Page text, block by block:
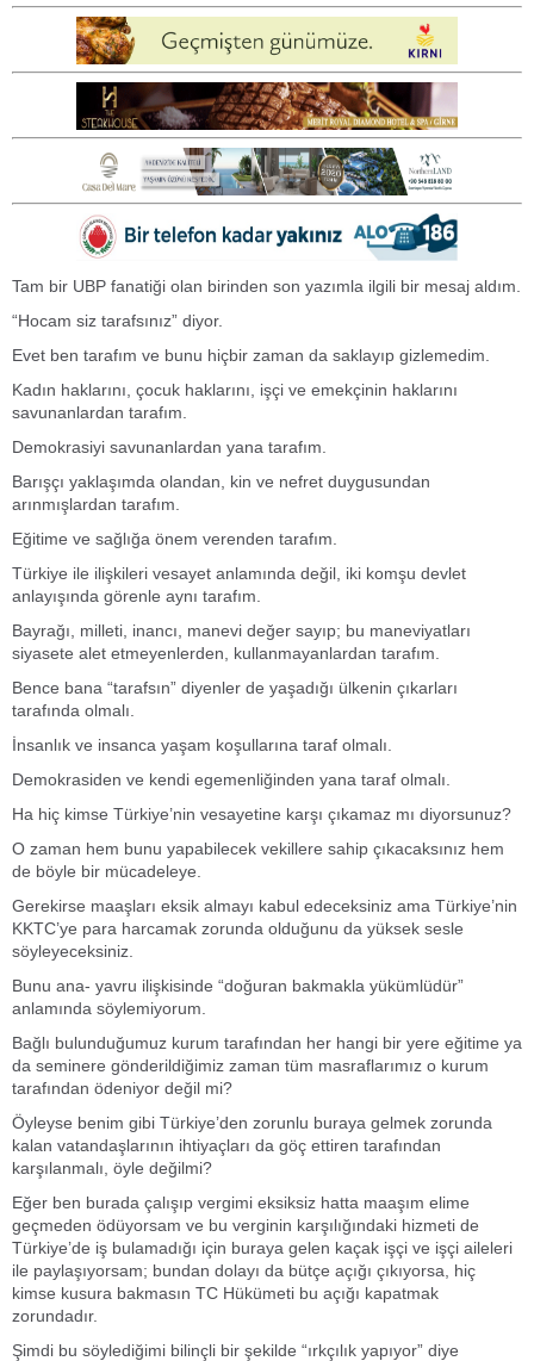
Tam bir UBP fanatiği olan birinden son yazımla ilgili bir mesaj aldım.
“Hocam siz tarafsınız” diyor.
Evet ben tarafım ve bunu hiçbir zaman da saklayıp gizlemedim.
Kadın haklarını, çocuk haklarını, işçi ve emekçinin haklarını
savunanlardan tarafım.
Demokrasiyi savunanlardan yana tarafım.
Barışçı yaklaşımda olandan, kin ve nefret duygusundan
arınmışlardan tarafım.
Eğitime ve sağlığa önem verenden tarafım.
Türkiye ile ilişkileri vesayet anlamında değil, iki komşu devlet
anlayışında görenle aynı tarafım.
Bayrağı, milleti, inancı, manevi değer sayıp; bu maneviyatları
siyasete alet etmeyenlerden, kullanmayanlardan tarafım.
Bence bana “tarafsın” diyenler de yaşadığı ülkenin çıkarları
tarafında olmalı.
İnsanlık ve insanca yaşam koşullarına taraf olmalı.
Demokrasiden ve kendi egemenliğinden yana taraf olmalı.
Ha hiç kimse Türkiye’nin vesayetine karşı çıkamaz mı diyorsunuz?
O zaman hem bunu yapabilecek vekillere sahip çıkacaksınız hem
de böyle bir mücadeleye.
Gerekirse maaşları eksik almayı kabul edeceksiniz ama Türkiye’nin
KKTC’ye para harcamak zorunda olduğunu da yüksek sesle
söyleyeceksiniz.
Bunu ana- yavru ilişkisinde “doğuran bakmakla yükümlüdür”
anlamında söylemiyorum.
Bağlı bulunduğumuz kurum tarafından her hangi bir yere eğitime ya
da seminere gönderildiğimiz zaman tüm masraflarımız o kurum
tarafından ödeniyor değil mi?
Öyleyse benim gibi Türkiye’den zorunlu buraya gelmek zorunda
kalan vatandaşlarının ihtiyaçları da göç ettiren tarafından
karşılanmalı, öyle değilmi?
Eğer ben burada çalışıp vergimi eksiksiz hatta maaşım elime
geçmeden ödüyorsam ve bu verginin karşılığındaki hizmeti de
Türkiye’de iş bulamadığı için buraya gelen kaçak işçi ve işçi aileleri
ile paylaşıyorsam; bundan dolayı da bütçe açığı çıkıyorsa, hiç
kimse kusura bakmasın TC Hükümeti bu açığı kapatmak
zorundadır.
Şimdi bu söylediğimi bilinçli bir şekilde “ırkçılık yapıyor” diye